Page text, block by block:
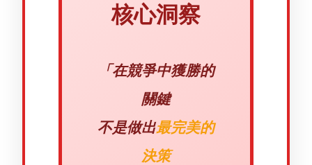
核心洞察
「在競爭中獲勝的
關鍵
不是做出最完美的
決策